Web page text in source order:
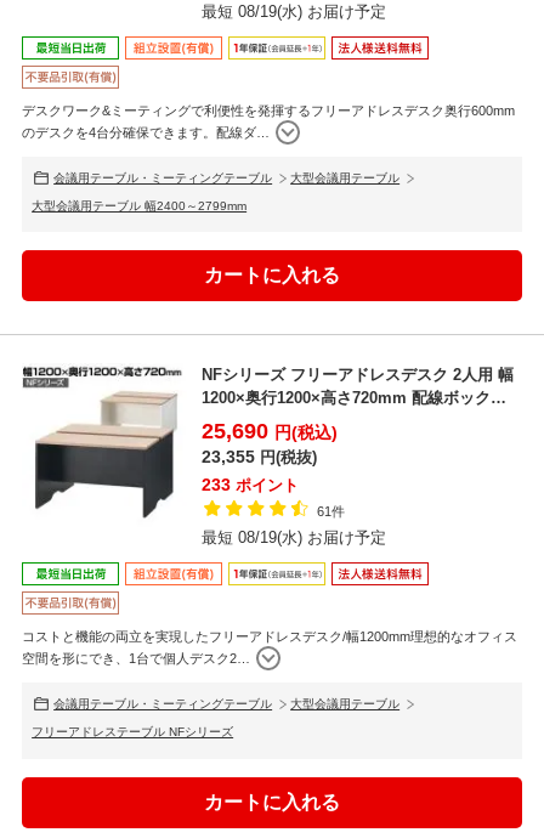
最短 08/19(水) お届け予定
デスクワーク&ミーティングで利便性を発揮するフリーアドレスデスク奥行600mm
のデスクを4台分確保できます。配線ダ…
会議用テーブル・ミーティングテーブル 大型会議用テーブル
大型会議用テーブル 幅2400～2799mm
NFシリーズ フリーアドレスデスク 2人用 幅
1200×奥行1200×高さ720mm 配線ボックス
付...
25,690 円(税込)
23,355 円(税抜)
233 ポイント
61件
最短 08/19(水) お届け予定
コストと機能の両立を実現したフリーアドレスデスク/幅1200mm理想的なオフィス
空間を形にでき、1台で個人デスク2…
会議用テーブル・ミーティングテーブル 大型会議用テーブル
フリーアドレステーブル NFシリーズ